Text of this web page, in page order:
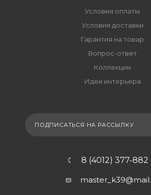
Условия оплаты
Условия доставки
Гарантия на товар
Вопрос-ответ
Коллекции
Идеи интерьера
ПОДПИСАТЬСЯ НА РАССЫЛКУ
8 (4012) 377-882